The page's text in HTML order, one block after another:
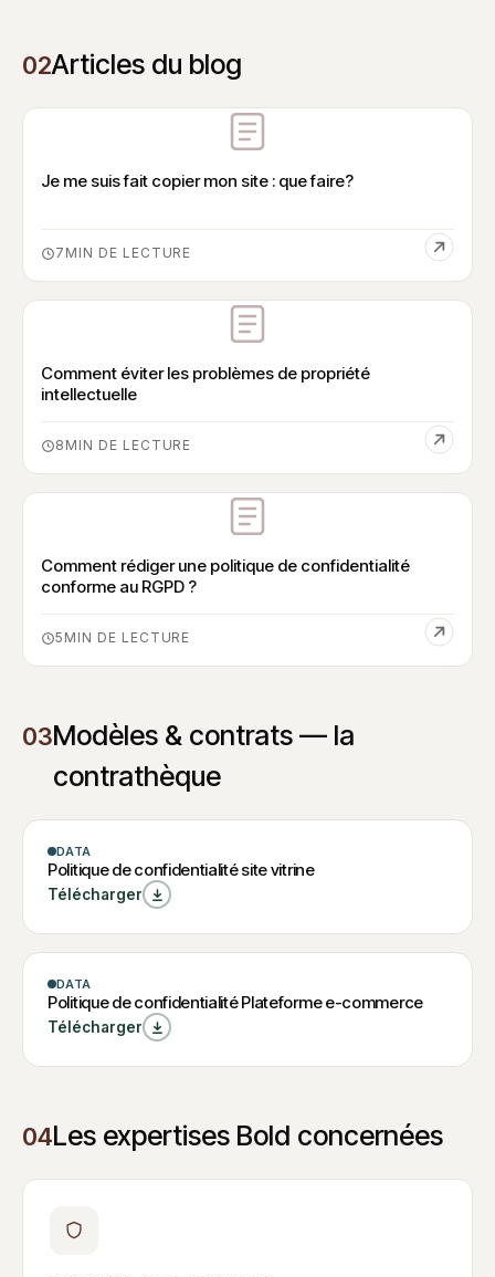
02Articles du blog
Je me suis fait copier mon site : que faire?
7
Comment éviter les problèmes de propriété
intellectuelle
8
Comment rédiger une politique de confidentialité
conforme au RGPD ?
5
03Modèles & contrats — la
contrathèque
MODÈLE
Politique de
confidentialité
site vitrine
W
Politique de
confidentialité site
DATA
Politique de confidentialité site vitrine
Télécharger
MODÈLE
Politique de
confidentialité
Plateforme e-
W
Politique de
confidentialité
DATA
Politique de confidentialité Plateforme e-commerce
Télécharger
04Les expertises Bold concernées